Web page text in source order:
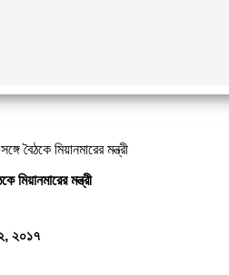
বৈঠকে মিয়ানমারের মন্ত্রী
মিয়ানমারের মন্ত্রী
২০১৭